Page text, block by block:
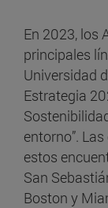
En 2023, los
principales
Universidad
Estrategia
entorno”.
estos
San
Boston y